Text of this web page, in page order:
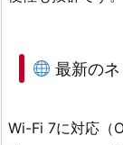
最新の
Wi-Fi 7に対応（